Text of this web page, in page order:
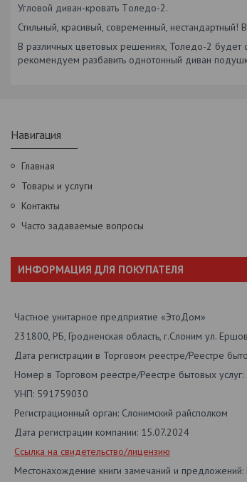
Угловой диван-кровать Тoледо-2.
Стильный, красивый, современный,
В различных цветовых решениях, Толедо-2 будет
рекомендуем разбавить однотонный диван
Навигация
Главная
Товары и услуги
Контакты
Часто задаваемые вопросы
ИНФОРМАЦИЯ ДЛЯ ПОКУПАТЕЛЯ
Частное унитарное предприятие «ЭтоДом»
231800, РБ, Гродненская область, г.Слоним ул.
Дата регистрации в Торговом реестре/Реестре
Номер в Торговом реестре/Реестре бытовых
УНП: 591759030
Регистрационный орган: Слонимский райсполком
Дата регистрации компании: 15.07.2024
Ссылка на свидетельство/лицензию
Местонахождение книги замечаний и